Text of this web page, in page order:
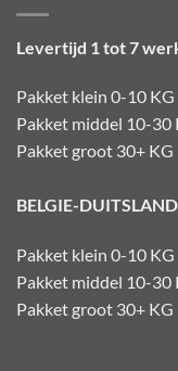
Levertijd 1 tot 7
Pakket klein 0-10 KG
Pakket middel 10-30
Pakket groot 30+ KG
BELGIE-DUITSLAND
Pakket klein 0-10 KG
Pakket middel 10-30
Pakket groot 30+ KG